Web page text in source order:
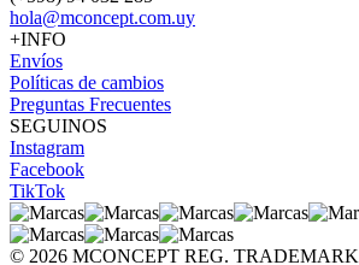
hola@mconcept.com.uy
+INFO
Envíos
Políticas de cambios
Preguntas Frecuentes
SEGUINOS
Instagram
Facebook
TikTok
© 2026 MCONCEPT REG. TRADEMARK